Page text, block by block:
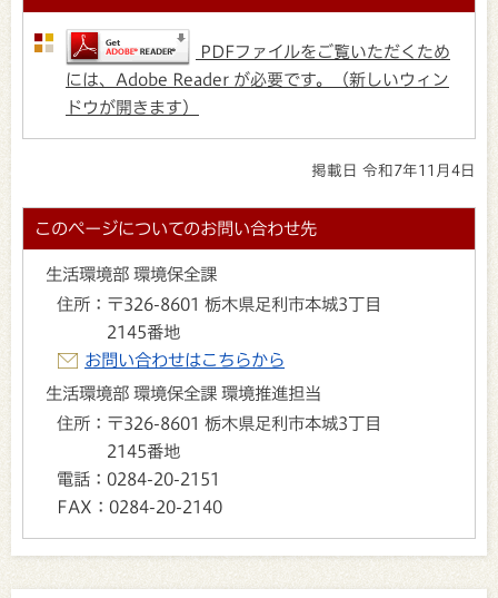
PDFファイルをご覧いただくため
には、Adobe Reader が必要です。（新しいウィン
ドウが開きます）
掲載日 令和7年11月4日
このページについてのお問い合わせ先
生活環境部 環境保全課
住所： 〒326-8601 栃木県足利市本城3丁目
2145番地
お問い合わせはこちらから
生活環境部 環境保全課 環境推進担当
住所： 〒326-8601 栃木県足利市本城3丁目
2145番地
電話： 0284-20-2151
FAX： 0284-20-2140